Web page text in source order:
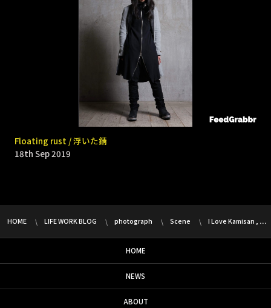
9331 _ Bomb rain
18th Sep 2019
Floating rust / 浮いた錆
18th Sep 2019
HOME LIFE WORK BLOG photograph Scene I Love Kamisan , …
HOME
NEWS
ABOUT